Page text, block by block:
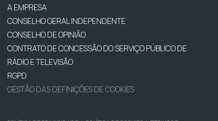
A EMPRESA
CONSELHO GERAL INDEPENDENTE
CONSELHO DE OPINIÃO
CONTRATO DE CONCESSÃO DO SERVIÇO PÚBLICO DE
RÁDIO E TELEVISÃO
RGPD
GESTÃO DAS DEFINIÇÕES DE COOKIES